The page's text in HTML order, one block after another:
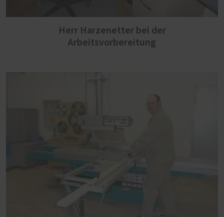
Herr Harzenetter bei der
Arbeitsvorbereitung